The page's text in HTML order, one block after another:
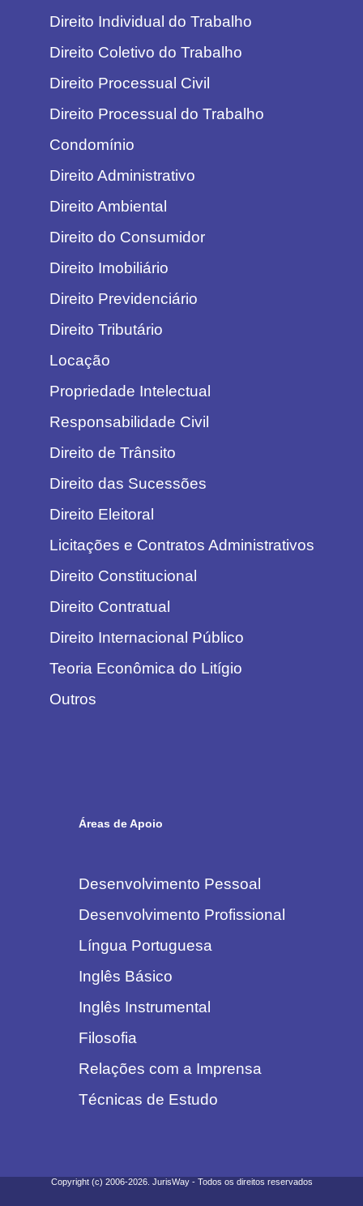
Direito Individual do Trabalho
Direito Coletivo do Trabalho
Direito Processual Civil
Direito Processual do Trabalho
Condomínio
Direito Administrativo
Direito Ambiental
Direito do Consumidor
Direito Imobiliário
Direito Previdenciário
Direito Tributário
Locação
Propriedade Intelectual
Responsabilidade Civil
Direito de Trânsito
Direito das Sucessões
Direito Eleitoral
Licitações e Contratos Administrativos
Direito Constitucional
Direito Contratual
Direito Internacional Público
Teoria Econômica do Litígio
Outros
Áreas de Apoio
Desenvolvimento Pessoal
Desenvolvimento Profissional
Língua Portuguesa
Inglês Básico
Inglês Instrumental
Filosofia
Relações com a Imprensa
Técnicas de Estudo
Copyright (c) 2006-2026. JurisWay - Todos os direitos reservados